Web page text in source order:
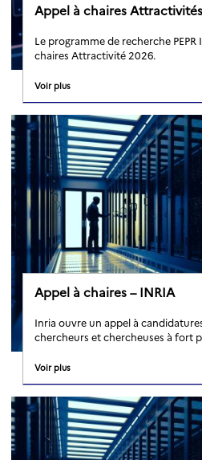
Appel à chaires
Le programme de recherche PEPR
chaires Attractivité 2026.
Voir plus
Appel à chaires – INRIA
Inria ouvre un appel à
chercheurs et chercheuses à fort
Voir plus